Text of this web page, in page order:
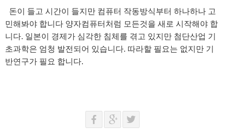
돈이 들고 시간이 들지만 컴퓨터 작동방식부터 하나하나 고
민해봐야 합니다 양자컴퓨터처럼 모든것을 새로 시작해야 합
니다. 일본이 경제가 심각한 침체를 겪고 있지만 첨단산업 기
초과학은 엄청 발전되어 있습니다. 따라할 필요는 없지만 기
반연구가 필요 합니다.